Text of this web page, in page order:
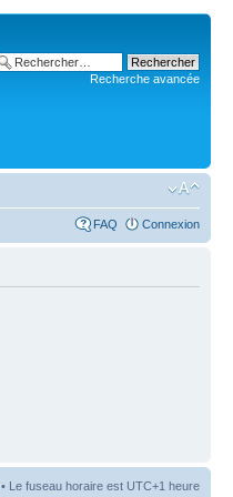
Recherche avancée
FAQ Connexion
• Le fuseau horaire est UTC+1 heure